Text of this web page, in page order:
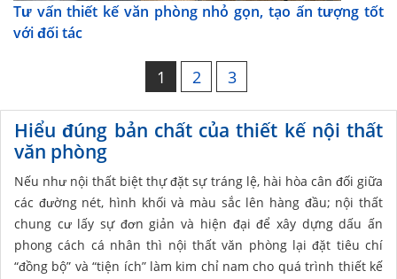
Tư vấn thiết kế văn phòng nhỏ gọn, tạo ấn tượng tốt
với đối tác
1 2 3
Hiểu đúng bản chất của thiết kế nội thất
văn phòng
Nếu như nội thất biệt thự đặt sự tráng lệ, hài hòa cân đối giữa
các đường nét, hình khối và màu sắc lên hàng đầu; nội thất
chung cư lấy sự đơn giản và hiện đại để xây dựng dấu ấn
phong cách cá nhân thì nội thất văn phòng lại đặt tiêu chí
“đồng bộ” và “tiện ích” làm kim chỉ nam cho quá trình thiết kế